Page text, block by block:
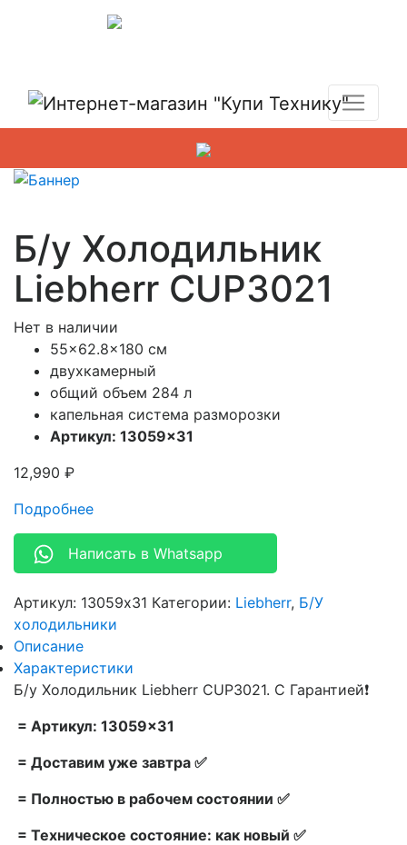
Б/у Холодильник
Liebherr CUP3021
Нет в наличии
55×62.8×180 см
двухкамерный
общий объем 284 л
капельная система разморозки
Артикул: 13059×31
12,990 ₽
Подробнее
Написать в Whatsapp
Артикул: 13059x31 Категории: Liebherr, Б/У
холодильники
Описание
Характеристики
Б/у Холодильник Liebherr CUP3021. С Гарантией❗
= Артикул: 13059×31
= Доставим уже завтра ✅
= Полностью в рабочем состоянии ✅
= Техническое состояние: как новый ✅